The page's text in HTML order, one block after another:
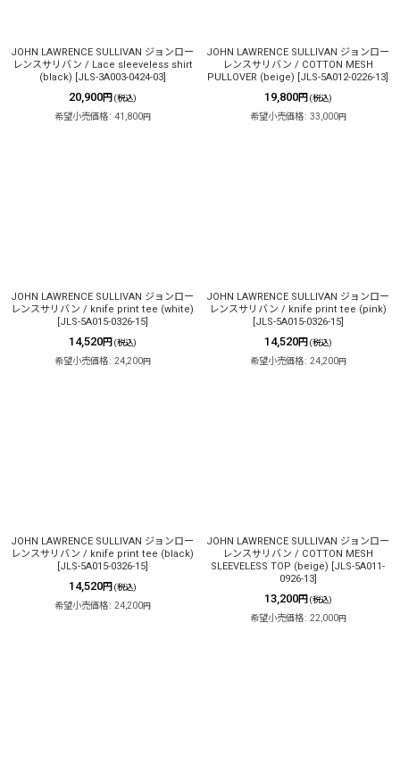
JOHN LAWRENCE SULLIVAN ジョンロー
レンスサリバン / Lace sleeveless shirt
(black)
JLS-3A003-0424-03]
20,900円 (税込)
希望小売価格: 41,800円
JOHN LAWRENCE SULLIVAN ジョンロー
レンスサリバン / COTTON MESH
PULLOVER (beige)
JLS-5A012-0226-13
19,800円 (税込)
希望小売価格: 33,000円
JOHN LAWRENCE SULLIVAN ジョンロー
レンスサリバン / knife print tee (white)
JLS-5A015-0326-15]
14,520円 (税込)
希望小売価格: 24,200円
JOHN LAWRENCE SULLIVAN ジョンロー
レンスサリバン / knife print tee (pink)
JLS-5A015-0326-15]
14,520円 (税込)
希望小売価格: 24,200円
JOHN LAWRENCE SULLIVAN ジョンロー
レンスサリバン / knife print tee (black)
JLS-5A015-0326-15]
14,520円 (税込)
希望小売価格: 24,200円
JOHN LAWRENCE SULLIVAN ジョンロー
レンスサリバン / COTTON MESH
SLEEVELESS TOP (beige)
JLS-5A011-
0926-13]
13,200円 (税込)
希望小売価格: 22,000円